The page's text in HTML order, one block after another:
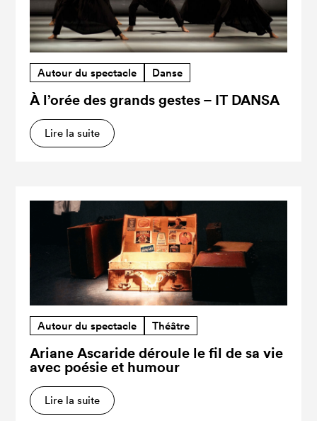
Autour du spectacle Danse
À l’orée des grands gestes – IT DANSA
Lire la suite
Autour du spectacle Théâtre
Ariane Ascaride déroule le fil de sa vie
avec poésie et humour
Lire la suite